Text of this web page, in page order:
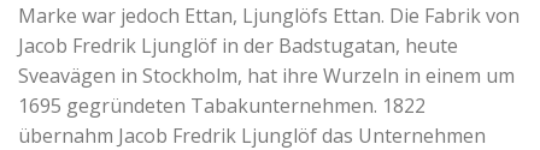
Marke war jedoch Ettan, Ljunglöfs Ettan. Die Fabrik von
Jacob Fredrik Ljunglöf in der Badstugatan, heute
Sveavägen in Stockholm, hat ihre Wurzeln in einem um
1695 gegründeten Tabakunternehmen. 1822
übernahm Jacob Fredrik Ljunglöf das Unternehmen